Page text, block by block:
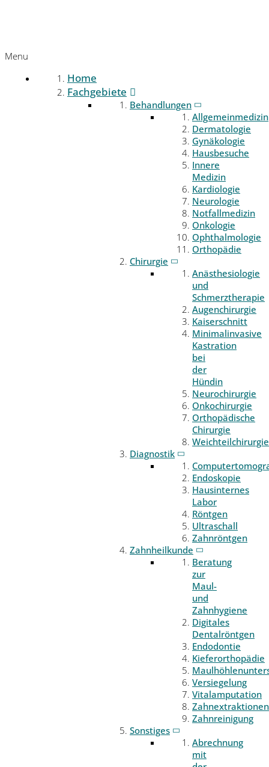
Menu
Home
Fachgebiete
Behandlungen
Allgemeinmedizin
Dermatologie
Gynäkologie
Hausbesuche
Innere
Medizin
Kardiologie
Neurologie
Notfallmedizin
Onkologie
Ophthalmologie
Orthopädie
Chirurgie
Anästhesiologie
und
Schmerztherapie
Augenchirurgie
Kaiserschnitt
Minimalinvasive
Kastration
bei
der
Hündin
Neurochirurgie
Onkochirurgie
Orthopädische
Chirurgie
Weichteilchirurgie
Diagnostik
Endoskopie
Hausinternes
Labor
Röntgen
Ultraschall
Zahnröntgen
Zahnheilkunde
Beratung
zur
Maul-
und
Zahnhygiene
Digitales
Dentalröntgen
Endodontie
Kieferorthopädie
Versiegelung
Vitalamputation
Zahnextraktionen
Zahnreinigung
Sonstiges
Abrechnung
mit